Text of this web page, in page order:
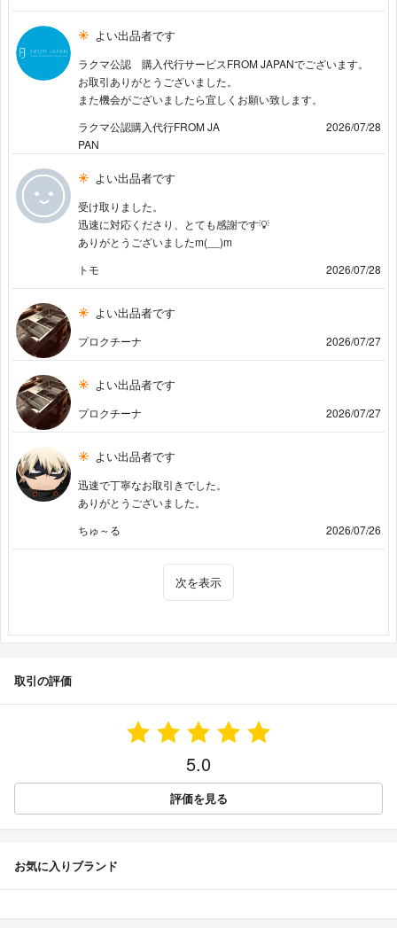
よい出品者です
ラクマ公認 購入代行サービスFROM JAPANでございます。
お取引ありがとうございました。
また機会がございましたら宜しくお願い致します。
ラクマ公認購入代行FROM JA
PAN
2026/07/28
よい出品者です
受け取りました。
迅速に対応くださり、とても感謝です💡
ありがとうございましたm(__)m
トモ
2026/07/28
よい出品者です
プロクチーナ 2026/07/27
よい出品者です
プロクチーナ 2026/07/27
よい出品者です
迅速で丁寧なお取引きでした。
ありがとうございました。
ちゅ～る
2026/07/26
次を表示
取引の評価
5.0
評価を見る
お気に入りブランド